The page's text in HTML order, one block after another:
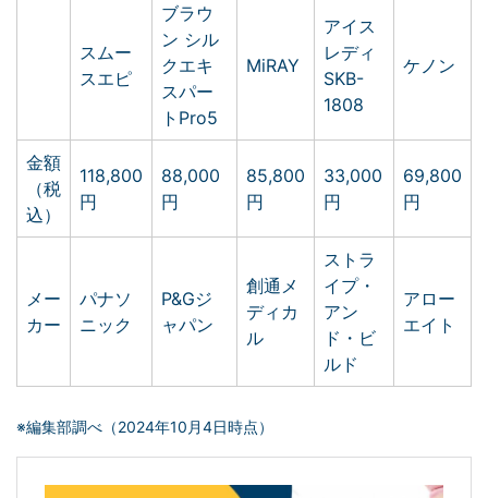
スムー
スエピ
ブラウ
ン シル
クエキ
スパー
トPro5
MiRAY
アイス
レディ
SKB-
1808
ケノン
金額
（税
込）
118,800
円
88,000
円
85,800
円
33,000
円
69,800
円
メー
カー
パナソ
ニック
P&Gジ
ャパン
創通メ
ディカ
ル
ストラ
イプ・
アン
ド・ビ
ルド
アロー
エイト
※編集部調べ（2024年10月4日時点）